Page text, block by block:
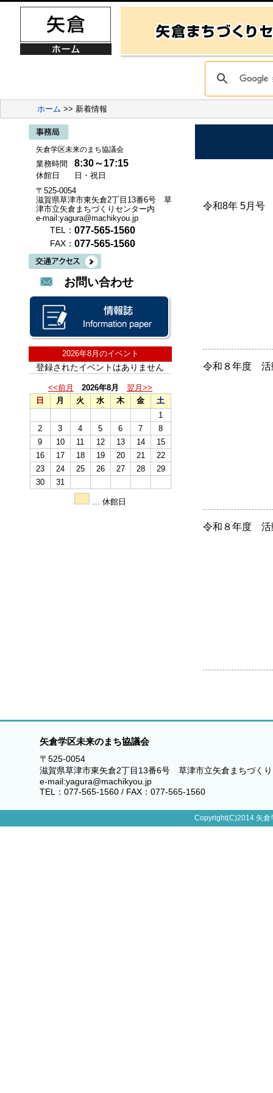
ホーム >> 新着情報
矢倉学区未来のまち協議会
業務時間 8:30～17:15
休館日
日・祝日
〒525-0054
滋賀県草津市東矢倉2丁目13番6号 草
津市立矢倉まちづくりセンター内
e-mail:yagura@machikyou.jp
TEL： 077-565-1560
FAX： 077-565-1560
お問い合わせ
2026年8月のイベント
登録されたイベントはありません
<<前月 2026年8月
翌月>>
日
月 火 水 木 金
土
1
2
3 4 5 6 7
8
9
10 11 12 13 14
15
16
17 18 19 20 21
22
23
24 25 26 27 28
29
30
31
… 休館日
令和8年 5月号
令和８年度 活
令和８年度 活
矢倉学区未来のまち協議会
〒525-0054
滋賀県草津市東矢倉2丁目13番6号 草津市立矢倉まちづく
e-mail:yagura@machikyou.jp
TEL：077-565-1560 / FAX：077-565-1560
Copyright(C)2014 矢倉